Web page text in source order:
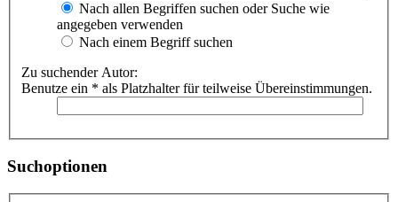
Nach allen Begriffen suchen oder Suche wie
angegeben verwenden
Nach einem Begriff suchen
Zu suchender Autor:
Benutze ein * als Platzhalter für teilweise Übereinstimmungen.
Suchoptionen